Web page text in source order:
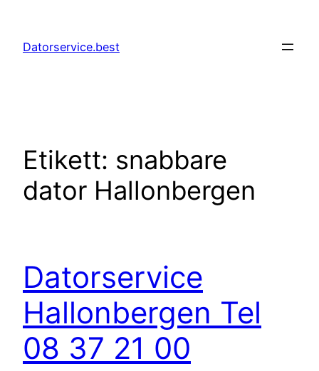
innehåll
Datorservice.best
Etikett: snabbare
dator Hallonbergen
Datorservice
Hallonbergen Tel
08 37 21 00